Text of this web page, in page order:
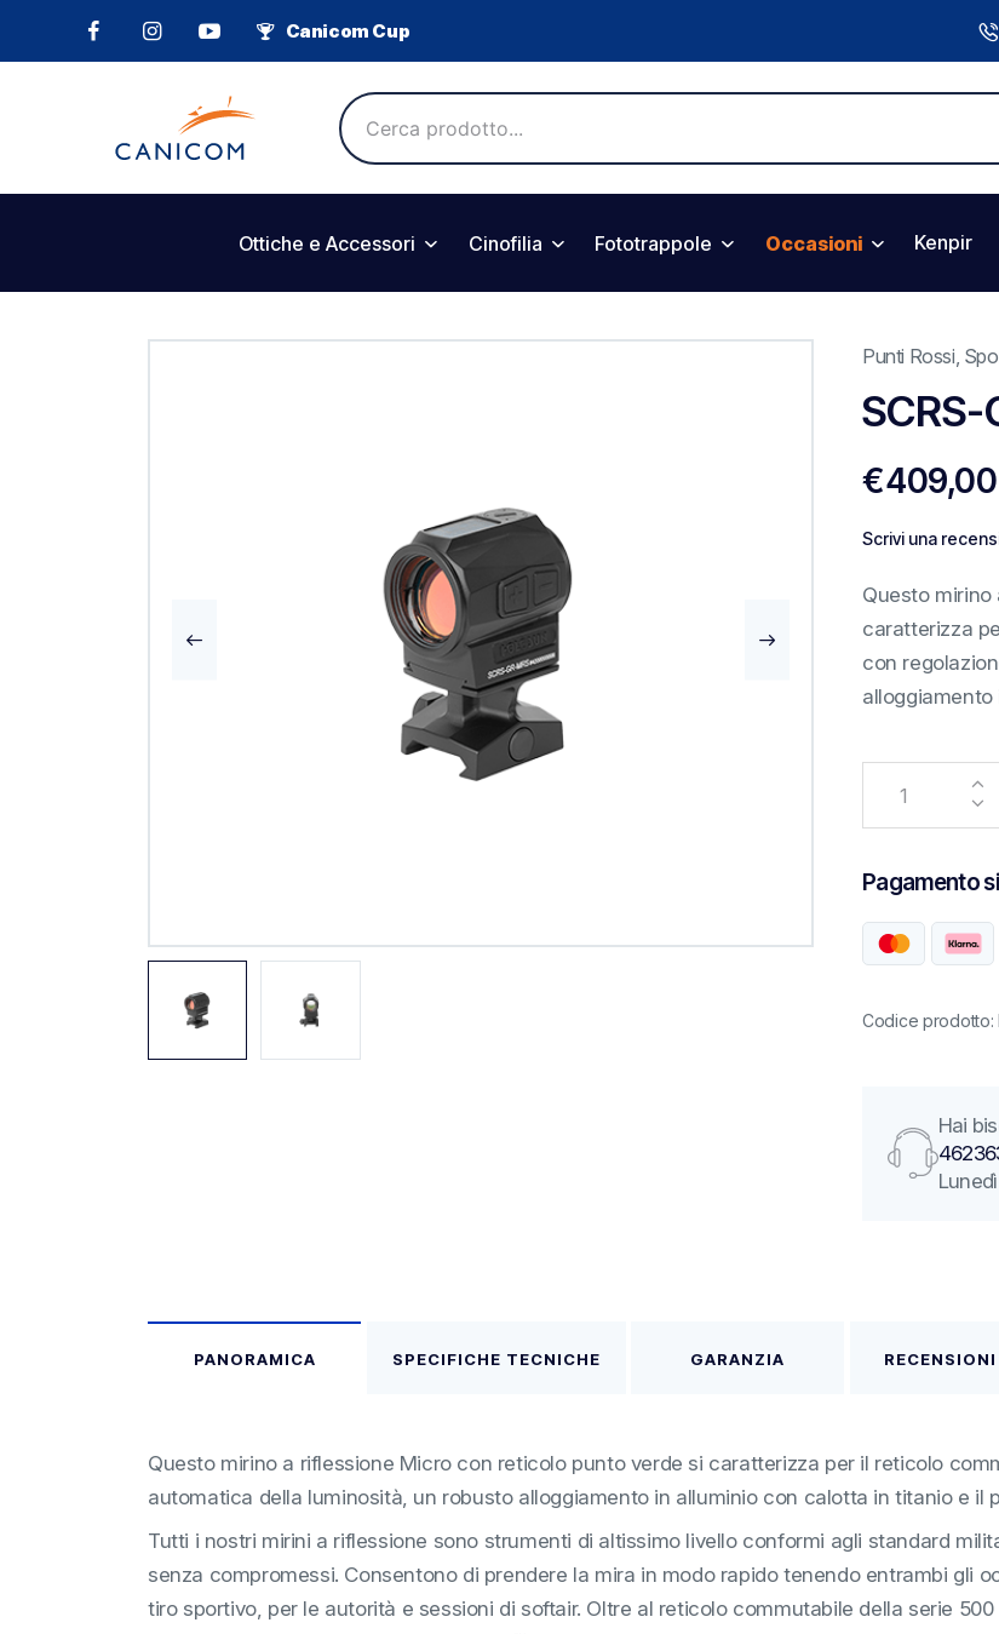
Canicom Cup
Ottiche e Accessori Cinofilia Fototrappole Occasioni Kenpir
Punti Rossi
SCRS-
€409,00
Scrivi una
Questo
caratterizza
con
Pagamento
Codice prodotto:
Hai
PANORAMICA SPECIFICHE TECNICHE GARANZIA
Questo mirino a riflessione Micro con reticolo punto verde si caratterizza per il reticolo
automatica della luminosità, un robusto alloggiamento in alluminio con calotta in titanio e il
Tutti i nostri mirini a riflessione sono strumenti di altissimo livello conformi agli standard
senza compromessi. Consentono di prendere la mira in modo rapido tenendo entrambi gli
tiro sportivo, per le autorità e sessioni di softair. Oltre al reticolo commutabile della serie